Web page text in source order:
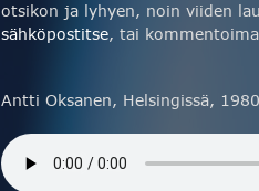
otsikon ja lyhyen, noin viiden
sähköpostitse, tai
Antti Oksanen, Helsingissä,